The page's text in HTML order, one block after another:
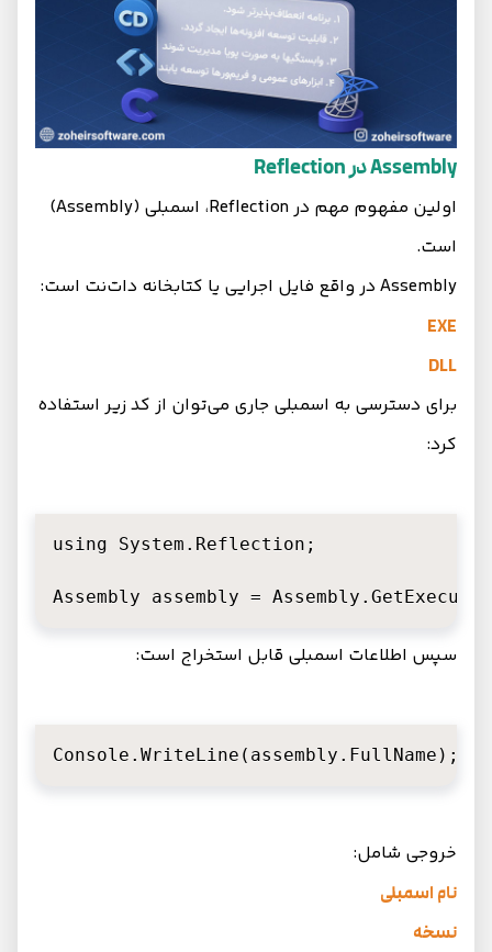
Assembly در Reflection
اولین مفهوم مهم در Reflection، اسمبلی (Assembly)
است.
Assembly در واقع فایل اجرایی یا کتابخانه دات‌نت است:
EXE
DLL
برای دسترسی به اسمبلی جاری می‌توان از کد زیر استفاده
کرد:
using System.Reflection;
Assembly assembly =
سپس اطلاعات اسمبلی قابل استخراج است:
Console.WriteLine(assembly.FullName);
خروجی شامل:
نام اسمبلی
نسخه